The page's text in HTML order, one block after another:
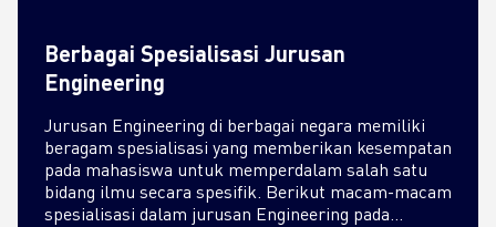
Berbagai Spesialisasi Jurusan
Engineering
Jurusan Engineering di berbagai negara memiliki
beragam spesialisasi yang memberikan kesempatan
pada mahasiswa untuk memperdalam salah satu
bidang ilmu secara spesifik. Berikut macam-macam
spesialisasi dalam jurusan Engineering pada